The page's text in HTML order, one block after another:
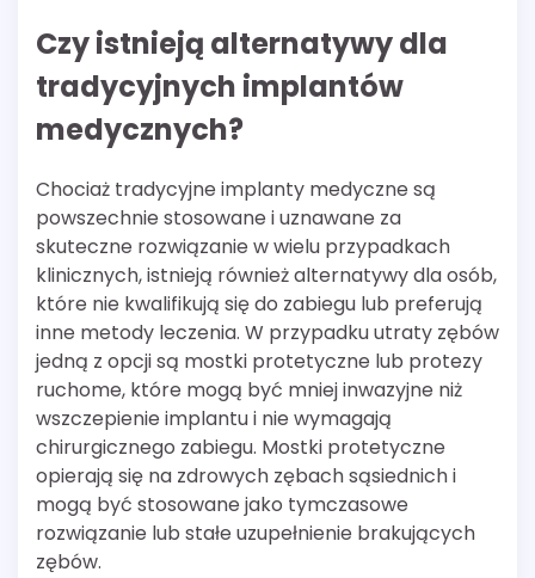
Czy istnieją alternatywy dla
tradycyjnych implantów
medycznych?
Chociaż tradycyjne implanty medyczne są
powszechnie stosowane i uznawane za
skuteczne rozwiązanie w wielu przypadkach
klinicznych, istnieją również alternatywy dla osób,
które nie kwalifikują się do zabiegu lub preferują
inne metody leczenia. W przypadku utraty zębów
jedną z opcji są mostki protetyczne lub protezy
ruchome, które mogą być mniej inwazyjne niż
wszczepienie implantu i nie wymagają
chirurgicznego zabiegu. Mostki protetyczne
opierają się na zdrowych zębach sąsiednich i
mogą być stosowane jako tymczasowe
rozwiązanie lub stałe uzupełnienie brakujących
zębów.